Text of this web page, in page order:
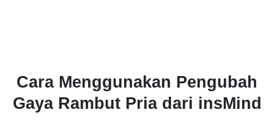
Cara Menggunakan Pengubah
Gaya Rambut Pria dari insMind